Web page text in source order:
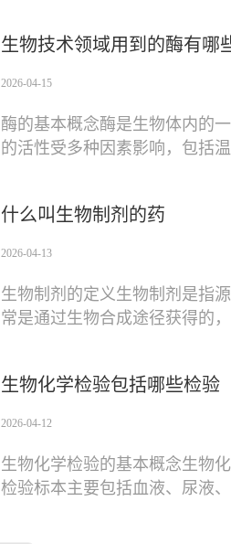
生物技术领域用到的酶有哪
2026-04-15
酶的基本概念酶是生物体内的
的活性受多种因素影响，包括
什么叫生物制剂的药
2026-04-13
生物制剂的定义生物制剂是指
常是通过生物合成途径获得的
生物化学检验包括哪些检验
2026-04-12
生物化学检验的基本概念生物
检验标本主要包括血液、尿液